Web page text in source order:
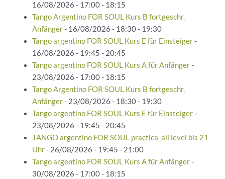
16/08/2026 - 17:00 - 18:15
Tango Argentino FOR SOUL Kurs B fortgeschr.
Anfänger- 16/08/2026 - 18:30 - 19:30
Tango argentino FOR SOUL Kurs E für Einsteiger-
16/08/2026 - 19:45 - 20:45
Tango argentino FOR SOUL Kurs A für Anfänger-
23/08/2026 - 17:00 - 18:15
Tango Argentino FOR SOUL Kurs B fortgeschr.
Anfänger- 23/08/2026 - 18:30 - 19:30
Tango argentino FOR SOUL Kurs E für Einsteiger-
23/08/2026 - 19:45 - 20:45
TANGO argentino FOR SOUL practica_all level bis 21
Uhr- 26/08/2026 - 19:45 - 21:00
Tango argentino FOR SOUL Kurs A für Anfänger-
30/08/2026 - 17:00 - 18:15